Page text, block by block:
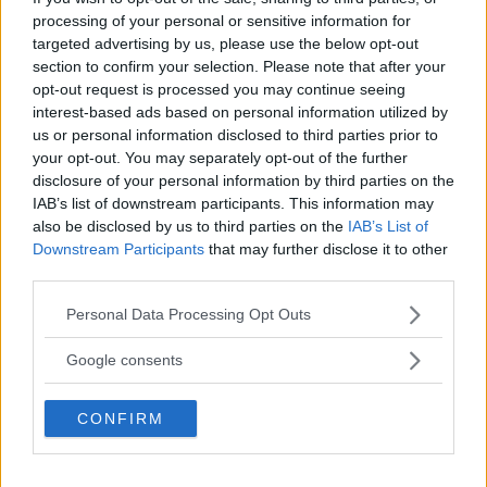
processing of your personal or sensitive information for
targeted advertising by us, please use the below opt-out
section to confirm your selection. Please note that after your
opt-out request is processed you may continue seeing
interest-based ads based on personal information utilized by
us or personal information disclosed to third parties prior to
your opt-out. You may separately opt-out of the further
disclosure of your personal information by third parties on the
IAB’s list of downstream participants. This information may
also be disclosed by us to third parties on the IAB’s List of
Downstream Participants that may further disclose it to other
Please note that this website/app uses one or more Google
not limited to your visit or usage behaviour. You may click to
use your data for below specified purposes in below Google
consent section.
Personal Data Processing Opt Outs
Google consents
CONFIRM
Serieproduktionen startade 1982 och höll i sig ända till
1994. Under 1986 nåddes en topp, drygt 316 000
producerade exemplar, medan den totala tillverkningen
blev drygt 2,4 miljoner bilar. Vilken fullträff!